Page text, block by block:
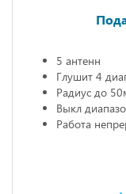
5 антенн
Глушит 4
Радиус до
Выкл
Работа